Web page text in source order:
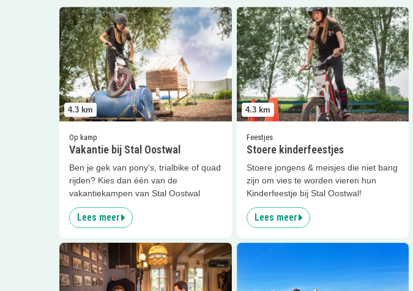
4.3 km
Op kamp
Vakantie bij Stal Oostwal
Ben je gek van pony's, trialbike of quad
rijden? Kies dan één van de
vakantiekampen van Stal Oostwal
Lees meer
Lees meer Vakantie bij Stal Oostwal
4.3 km
Feestjes
Stoere kinderfeestjes
Stoere jongens & meisjes die niet bang
zijn om vies te worden vieren hun
Kinderfeestje bij Stal Oostwal!
Lees meer
Lees meer Stoere kinderfeestjes
Lees meer De Witte Swaen Lees meer